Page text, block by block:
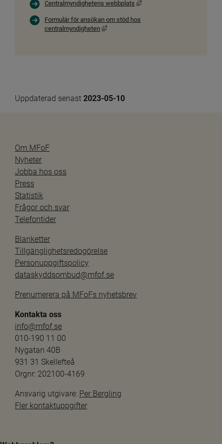
Centralmyndighetens webbplats Länk till annan webbplats,
Formulär för ansökan om stöd hos
centralmyndigheten
Länk till annan webbplats, öppnas i nytt
Uppdaterad senast 2023-05-10
Om MFoF
Nyheter
Jobba hos oss
Press
Statistik
Frågor och svar
Telefontider
Blanketter
Tillgänglighetsredogörelse
Personuppgiftspolicy
dataskyddsombud@mfof.se
Prenumerera på MFoFs nyhetsbrev
Kontakta oss
info@mfof.se
010-190 11 00
Nygatan 40B
931 31 Skellefteå
Orgnr: 202100-4169
Ansvarig utgivare: Per Bergling
Fler kontaktuppgifter